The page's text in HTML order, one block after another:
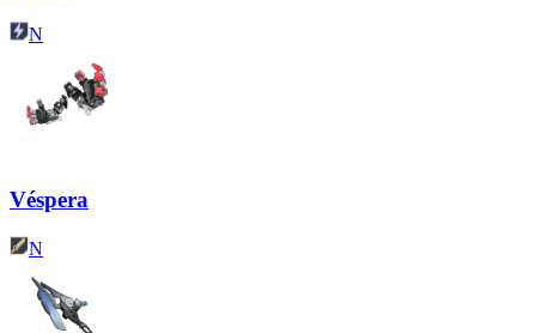
N
Véspera
N